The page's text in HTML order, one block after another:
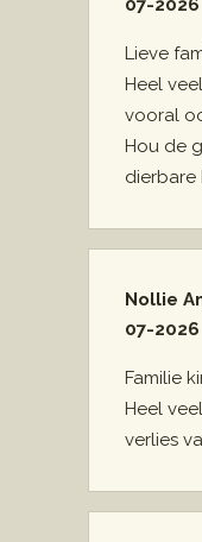
07-2026
Lieve
Heel
vooral
Hou de
dierbare
Nollie
07-2026
Familie
Heel
verlies